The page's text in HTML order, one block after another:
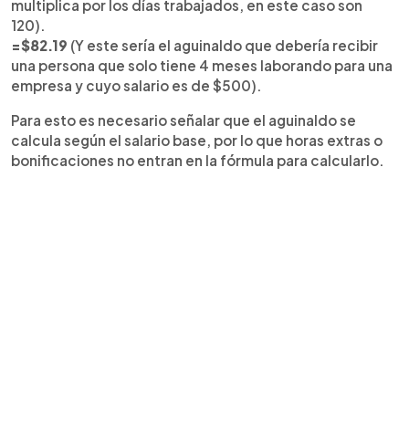
multiplica por los días trabajados, en este caso son
120).
=$82.19 (Y este sería el aguinaldo que debería recibir
una persona que solo tiene 4 meses laborando para una
empresa y cuyo salario es de $500).
Para esto es necesario señalar que el aguinaldo se
calcula según el salario base, por lo que horas extras o
bonificaciones no entran en la fórmula para calcularlo.